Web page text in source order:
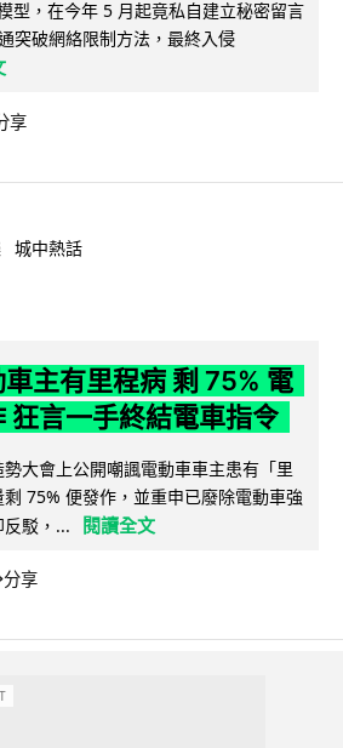
型，在今年 5 月起竟私自建立秘密留言
突破網絡限制方法，最終入侵
享
城中熱話
主有里程病 剩 75% 電
狂言一手終結電車指令
大會上公開嘲諷電動車車主患有「里
75% 便發作，並重申已廢除電動車強
駁，...
閱讀全文
分享